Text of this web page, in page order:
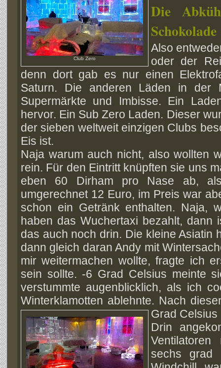
Club Zero
Die
Schokolade
Also
oder der
denn dort gab es nur einen
Saturn. Die anderen Läden in der
Supermärkte und Imbisse. Ein
hervor. Ein Sub Zero Laden. Dieser
der sieben weltweit einzigen Clubs
Eis ist.
Naja warum auch nicht, also wollten
rein. Für den Eintritt knüpften sie uns
eben 60 Dirham pro Nase ab,
umgerechnet 12 Euro, im Preis war
schon ein Getränk enthalten. Naja,
haben das Wuchertaxi bezahlt, dann
das auch noch drin. Die kleine Asiatin
dann gleich daran Andy mit
mir weitermachen wollte, fragte ich
sein sollte. -6 Grad Celsius meinte
verstummte augenblicklich, als ich
Winterklamotten ablehnte. Nach
Grad
Drin
sechs grad